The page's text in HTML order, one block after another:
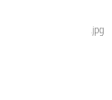
.jpg